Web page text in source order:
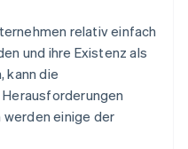
relativ einfach
und ihre Existenz als
kann die
werden einige der